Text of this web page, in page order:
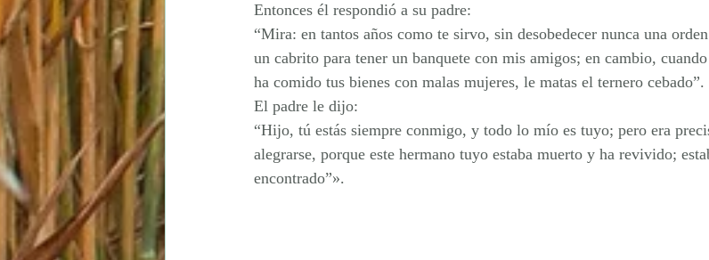
Entonces él respondió a su padre:
“Mira: en tantos años como te sirvo, sin desobedecer nunca una
un cabrito para tener un banquete con mis amigos; en cambio,
ha comido tus bienes con malas mujeres, le matas el ternero cebado”.
El padre le dijo:
“Hijo, tú estás siempre conmigo, y todo lo mío es tuyo; pero era
alegrarse, porque este hermano tuyo estaba muerto y ha revivido;
encontrado”».